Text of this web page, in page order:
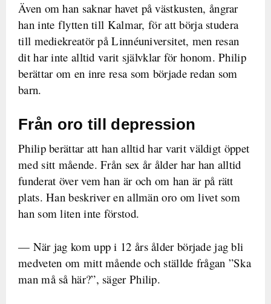
Även om han saknar havet på västkusten, ångrar
han inte flytten till Kalmar, för att börja studera
till mediekreatör på Linnéuniversitet, men resan
dit har inte alltid varit självklar för honom. Philip
berättar om en inre resa som började redan som
barn.
Från oro till depression
Philip berättar att han alltid har varit väldigt öppet
med sitt mående. Från sex år ålder har han alltid
funderat över vem han är och om han är på rätt
plats. Han beskriver en allmän oro om livet som
han som liten inte förstod.
— När jag kom upp i 12 års ålder började jag bli
medveten om mitt mående och ställde frågan ”Ska
man må så här?”, säger Philip.